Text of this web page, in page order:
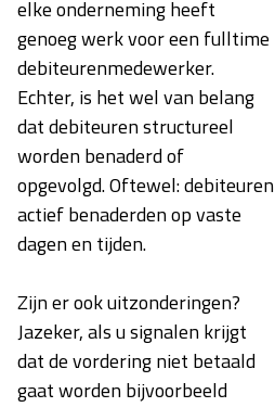
elke onderneming heeft
genoeg werk voor een fulltime
debiteurenmedewerker.
Echter, is het wel van belang
dat debiteuren structureel
worden benaderd of
opgevolgd. Oftewel: debiteuren
actief benaderden op vaste
dagen en tijden.
Zijn er ook uitzonderingen?
Jazeker, als u signalen krijgt
dat de vordering niet betaald
gaat worden bijvoorbeeld